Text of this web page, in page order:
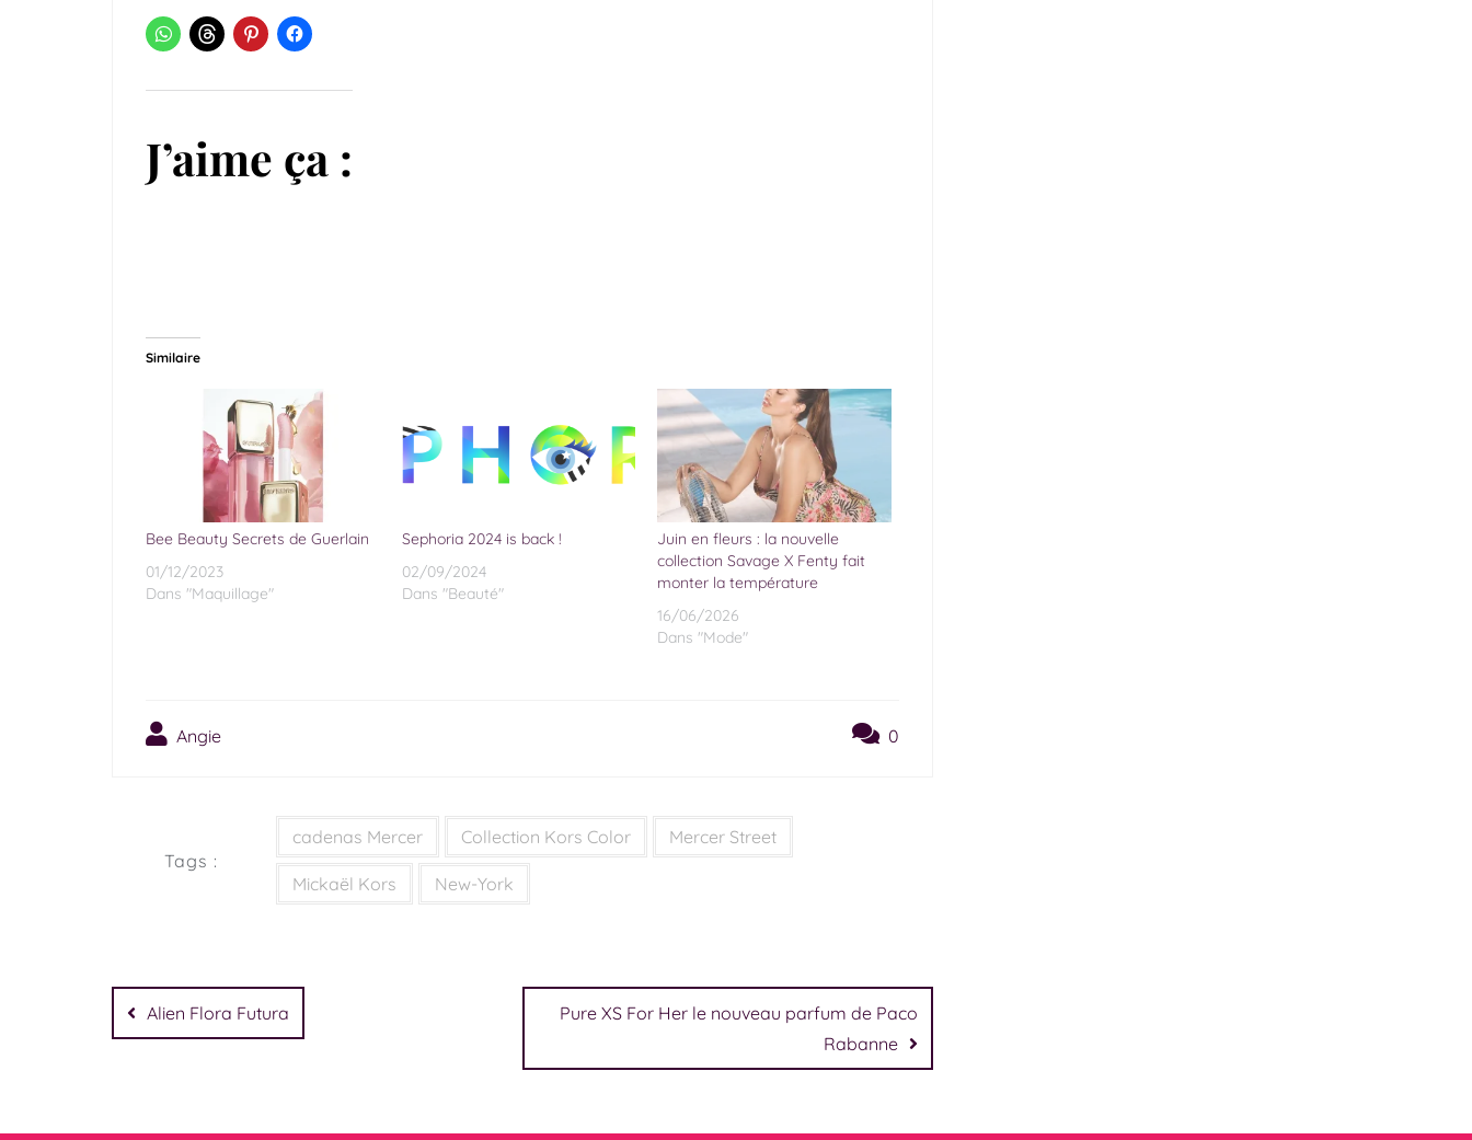
J’aime ça :
Similaire
Bee Beauty Secrets de Guerlain
01/12/2023
Dans "Maquillage"
Sephoria 2024 is back !
02/09/2024
Dans "Beauté"
Juin en fleurs : la nouvelle
collection Savage X Fenty fait
monter la température
16/06/2026
Dans "Mode"
Angie 0
Tags :
cadenas Mercer Collection Kors Color Mercer Street
Mickaël Kors New-York
Alien Flora Futura
Pure XS For Her le nouveau parfum de Paco
Rabanne